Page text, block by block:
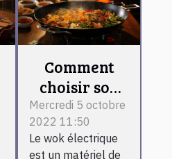
Comment
choisir son
wok
électrique ?
Mercredi 5 octobre
2022 11:50
Le wok électrique
est un matériel de